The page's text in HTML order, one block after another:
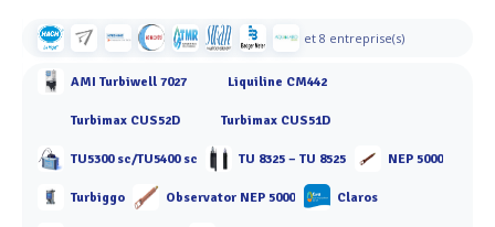
et 8 entreprise(s)
AMI Turbiwell 7027 Liquiline CM442
Turbimax CUS52D Turbimax CUS51D
TU5300 sc/TU5400 sc TU 8325 – TU 8525 NEP 5000
Turbiggo Observator NEP 5000 Claros